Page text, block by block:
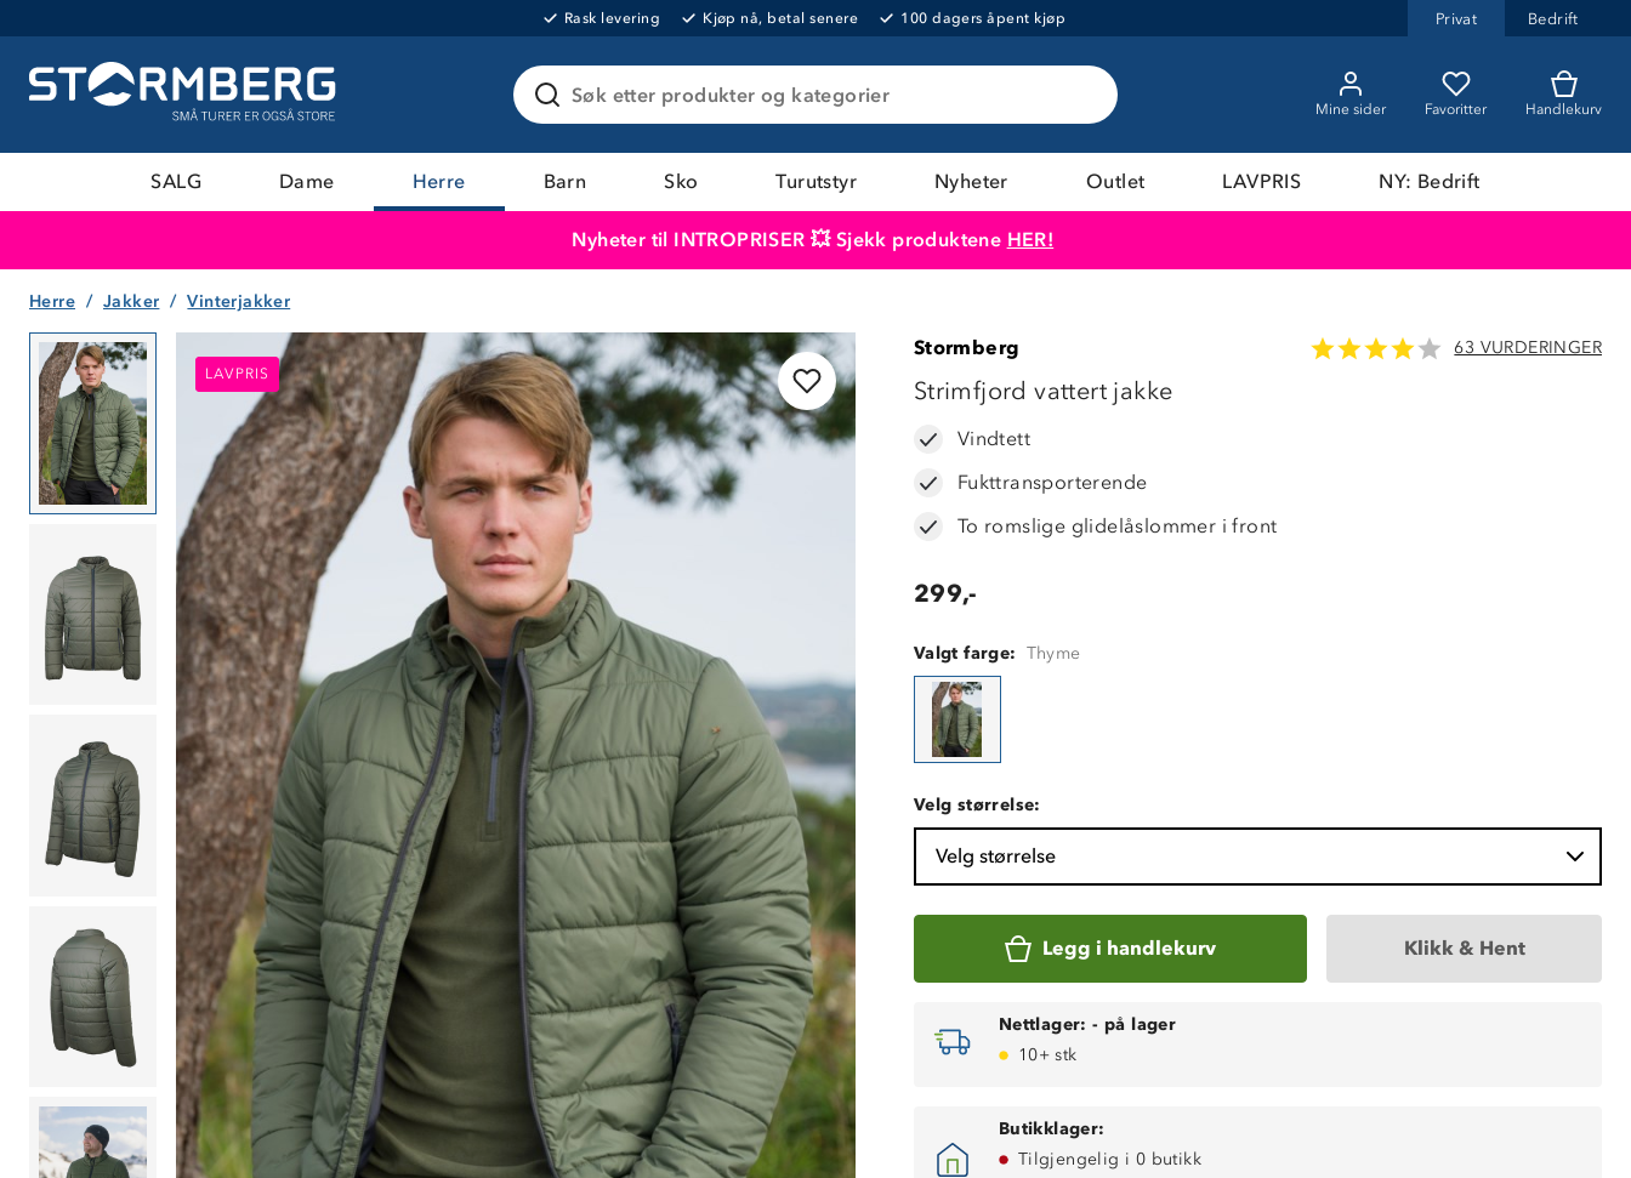
Rask levering Kjøp nå, betal senere 100 dagers åpent kjøp Privat Bedrift
Søk etter produkter og kategorier
Mine sider Favoritter Handlekurv
SALG Dame Herre Barn Sko Turutstyr Nyheter Outlet LAVPRIS NY: Bedrift
Nyheter til INTROPRISER 💥 Sjekk produktene HER!
Herre Jakker Vinterjakker
LAVPRIS
LAVPRIS
Stormberg 63 VURDERINGER
Strimfjord vattert jakke
Vindtett
Fukttransporterende
To romslige glidelåslommer i front
299,-
Valgt farge: Thyme
Velg størrelse:
Velg størrelse
Legg i handlekurv Klikk & Hent
Nettlager: - på lager
10+ stk
Butikklager:
Tilgjengelig i 0 butikk